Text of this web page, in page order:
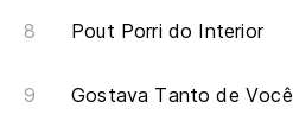
Pout Porri do Interior
Gostava Tanto de Você